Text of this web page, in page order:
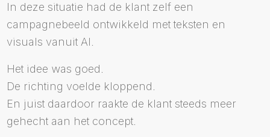
In deze situatie had de klant zelf een
campagnebeeld ontwikkeld met teksten en
visuals vanuit AI.
Het idee was goed.
De richting voelde kloppend.
En juist daardoor raakte de klant steeds meer
gehecht aan het concept.